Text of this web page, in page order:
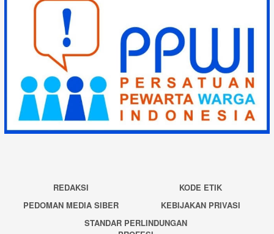
REDAKSI
KODE ETIK
PEDOMAN MEDIA SIBER
KEBIJAKAN PRIVASI
STANDAR PERLINDUNGAN